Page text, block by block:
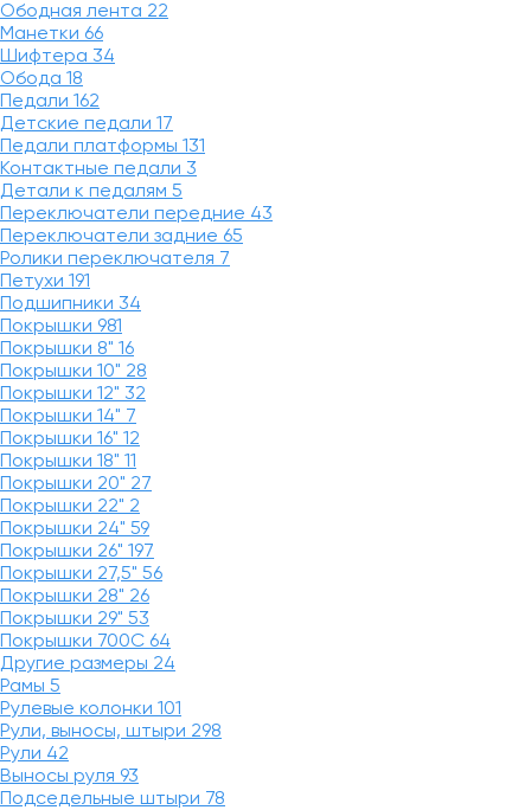
Ободная лента 22
Манетки 66
Шифтера 34
Обода 18
Педали 162
Детские педали 17
Педали платформы 131
Контактные педали 3
Детали к педалям 5
Переключатели передние 43
Переключатели задние 65
Ролики переключателя 7
Петухи 191
Подшипники 34
Покрышки 981
Покрышки 8" 16
Покрышки 10" 28
Покрышки 12" 32
Покрышки 14" 7
Покрышки 16" 12
Покрышки 18" 11
Покрышки 20" 27
Покрышки 22" 2
Покрышки 24" 59
Покрышки 26" 197
Покрышки 27,5" 56
Покрышки 28" 26
Покрышки 29" 53
Покрышки 700C 64
Другие размеры 24
Рамы 5
Рулевые колонки 101
Рули, выносы, штыри 298
Рули 42
Выносы руля 93
Подседельные штыри 78